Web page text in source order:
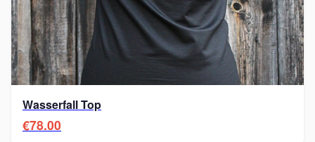
Wasserfall Top
€78.00